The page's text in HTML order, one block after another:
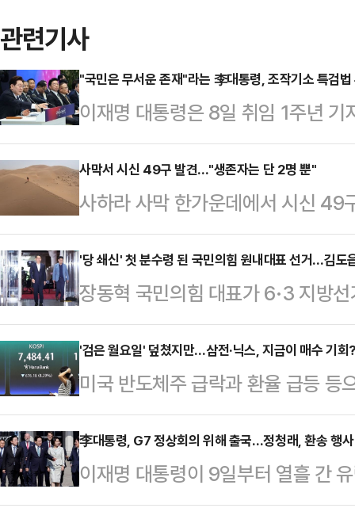
관련기사
"국민은 무서운 존재"라는 李대통령, 조작기소 특검
이재명 대통령은 8일 취임 1주년
·보궐선거 결과에 대해 "최소한 성
패배를 인정한 셈이다. 이번 선거에
서 12곳을 차지했지만, 최대 격전
'이기고도 빛이 바랜 승리'라는 평
공소 취소 권한을 특검에게 부여하
과 상식대로 하면 된다"며 사실상
령은…
사막서 시신 49구 발견..."생존자는 단 2명 뿐"
사하라 사막 한가운데에서 시신
간) BBC에 따르면 말리에서 니제
장 나면서 탑승객들이 극심한 폭염
람 최대 명절인 '이드 알아드하' 행
면서 사막에 고립된 것으로 전해졌
시도했으나 끝내 실패했으며 휴대
지 못한 것으로 알려졌다.결국 생
사고 사실을 알렸…
'당 쇄신' 첫 분수령 된 국민의힘 원내대표 선거…김도
장동혁 국민의힘 대표가 6·3 지방선거 패배
면서, 차기 원내대표 선거가 '장동
향성을 가를 첫 분수령으로 떠올랐
를 선출할 수 있을지 이목이 쏠리는
를 전면에 내세운 4선의 김도읍 의
주목을 받고 있다.8일 정치권에 따
선거를 하루 앞둔 오는 9일 오후 2
'검은 월요일' 덮쳤지만…삼전·닉스, 지금이 매수 기회
미국 반도체주 급락과 환율 급등 등
저가매수론이 급부상하고 있다.증
기 충격에 가깝다며, 메모리 업황과
를 중심으로 매수 기회라는 분석을
李대통령, G7 정상회의 위해 출국…정청래, 환송 행
이재명 대통령이 9일부터 열흘 간